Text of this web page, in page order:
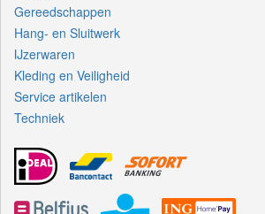
Gereedschappen
Hang- en Sluitwerk
IJzerwaren
Kleding en Veiligheid
Service artikelen
Techniek